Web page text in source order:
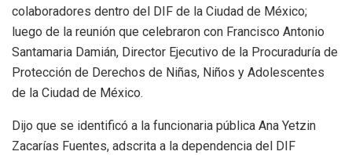
colaboradores dentro del DIF de la Ciudad de México;
luego de la reunión que celebraron con Francisco Antonio
Santamaria Damián, Director Ejecutivo de la Procuraduría de
Protección de Derechos de Niñas, Niños y Adolescentes
de la Ciudad de México.
Dijo que se identificó a la funcionaria pública Ana Yetzin
Zacarías Fuentes, adscrita a la dependencia del DIF